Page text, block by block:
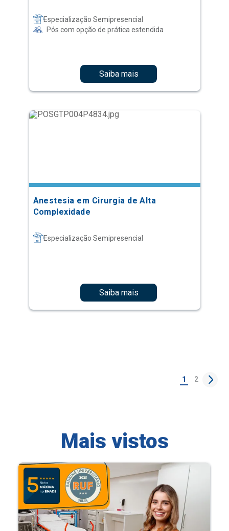
Especialização Semipresencial
Pós com opção de prática estendida
Saiba mais
Anestesia em Cirurgia de Alta
Complexidade
Especialização Semipresencial
Saiba mais
1 2
Mais vistos